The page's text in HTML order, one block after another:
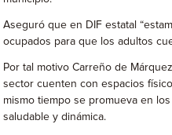
Aseguró que en DIF estatal
ocupados para que los adultos
Por tal motivo Carreño de
sector cuenten con espacios
mismo tiempo se promueva en
saludable y dinámica.